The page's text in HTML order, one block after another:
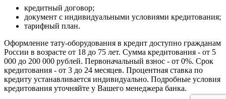
кредитный договор;
документ с индивидуальными условиями кредитования;
тарифный план.
Оформление тату-оборудования в кредит доступно гражданам
России в возрасте от 18 до 75 лет. Сумма кредитования - от 5
000 до 200 000 рублей. Первоначальный взнос - от 0%. Срок
кредитования - от 3 до 24 месяцев. Процентная ставка по
кредиту устанавливается индивидуально. Подробные условия
кредитования уточняйте у Вашего менеджера банка.